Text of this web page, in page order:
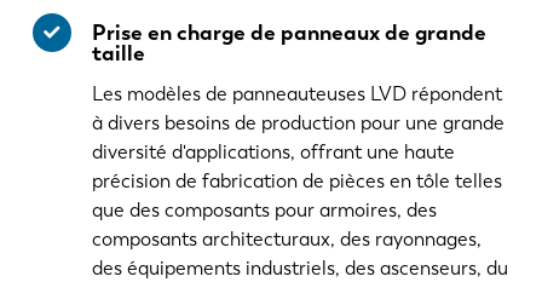
Prise en charge de panneaux de grande
taille
Les modèles de panneauteuses LVD répondent
à divers besoins de production pour une grande
diversité d'applications, offrant une haute
précision de fabrication de pièces en tôle telles
que des composants pour armoires, des
composants architecturaux, des rayonnages,
des équipements industriels, des ascenseurs, du